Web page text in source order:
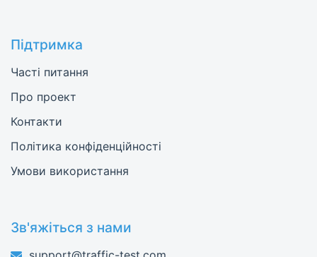
Підтримка
Часті питання
Про проект
Контакти
Політика конфіденційності
Умови використання
Зв'яжіться з нами